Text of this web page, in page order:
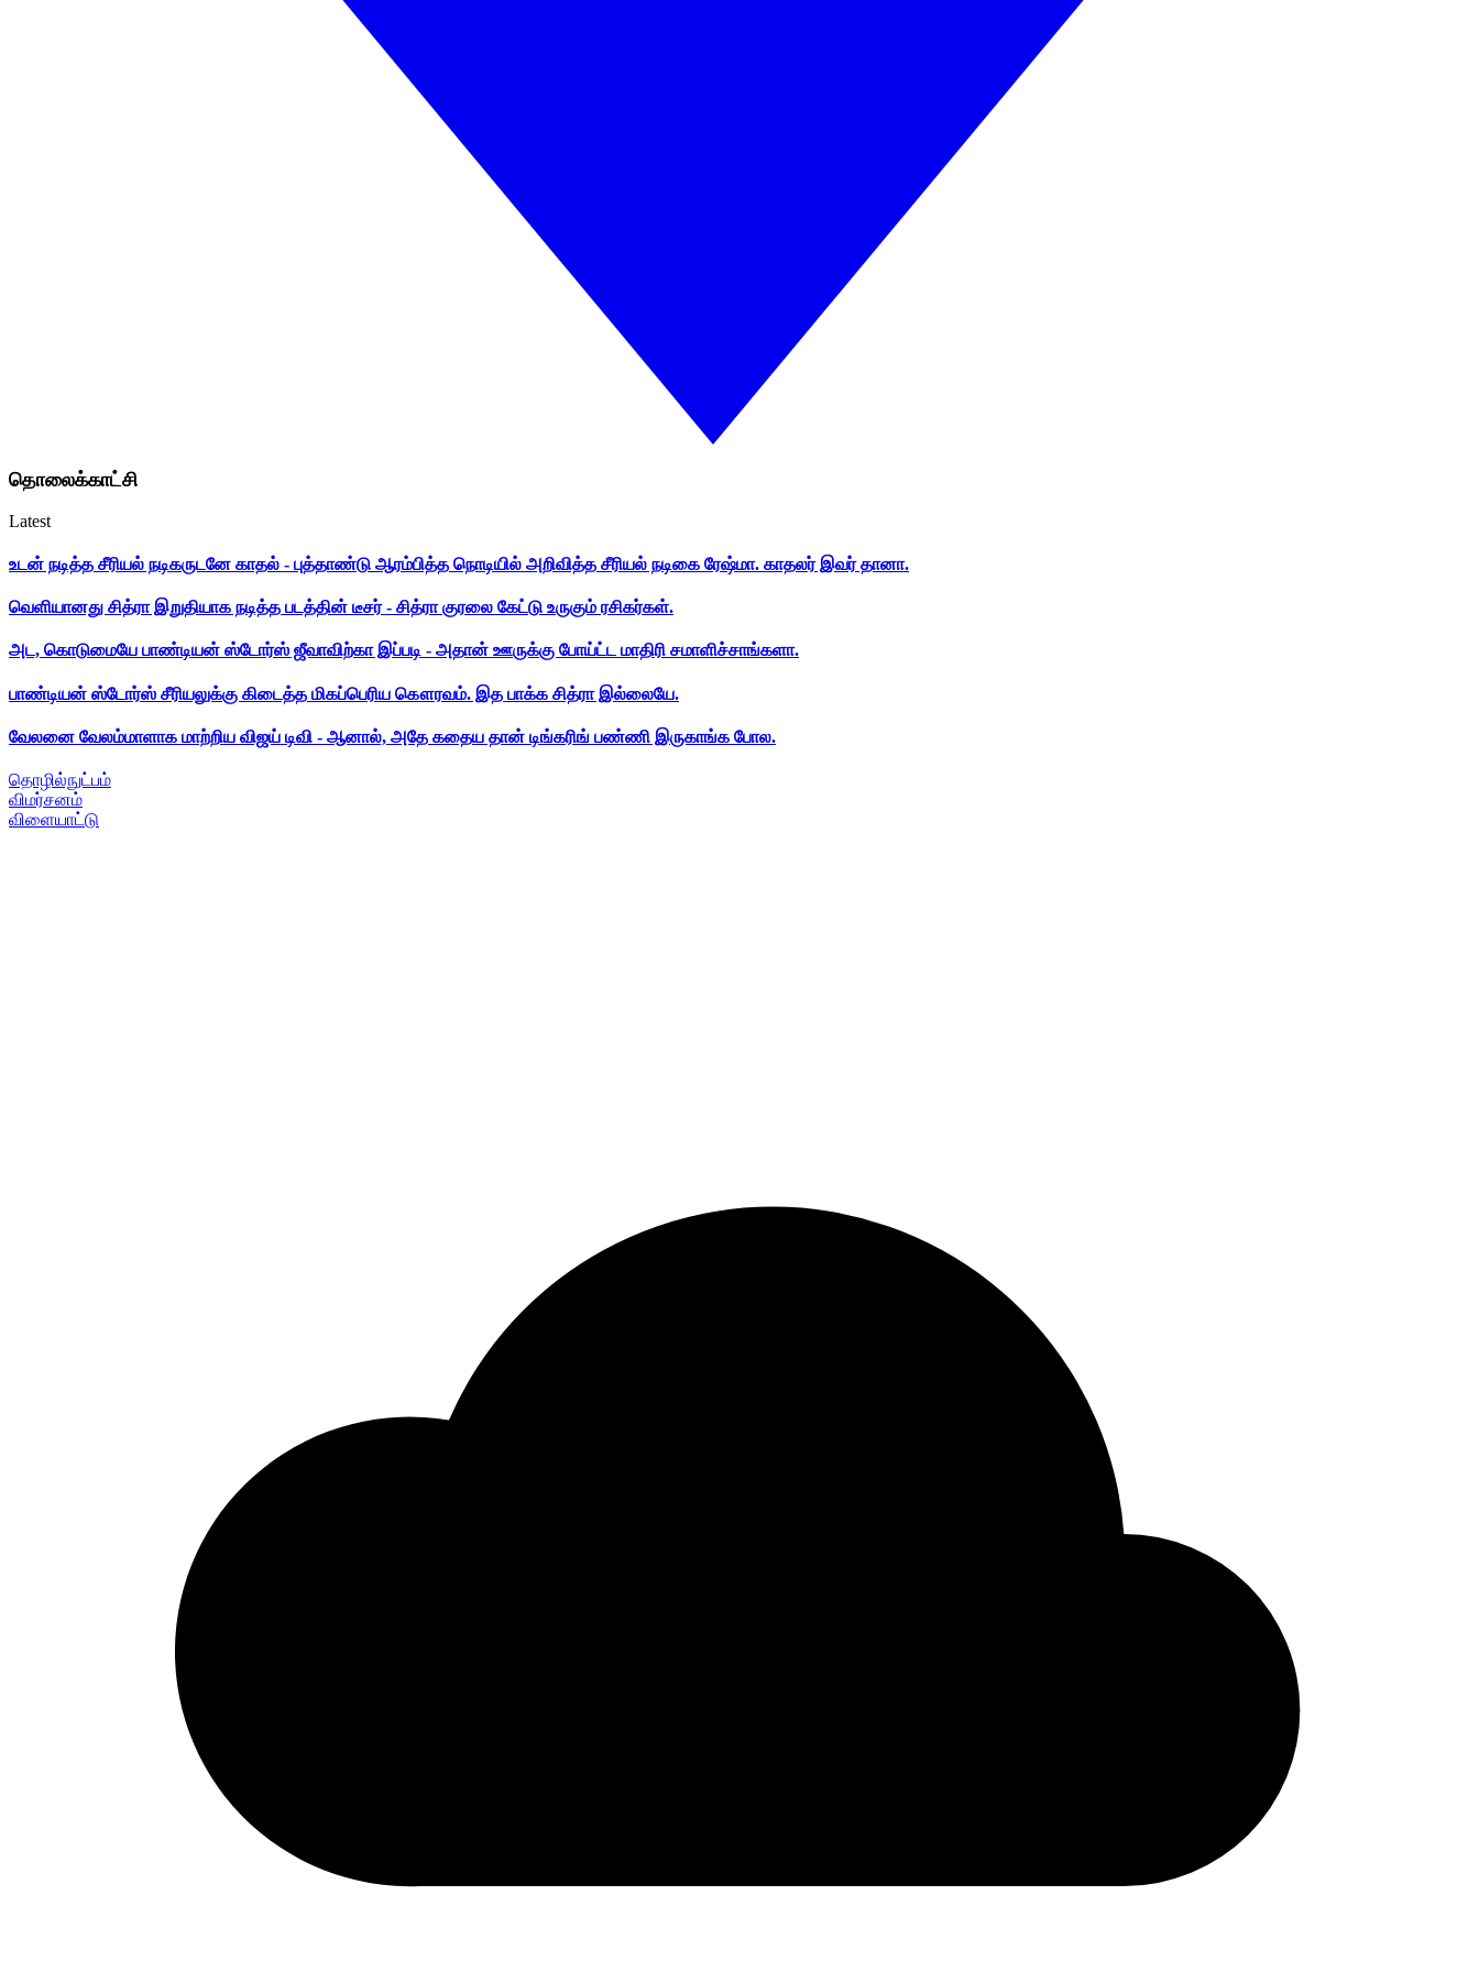
தொலைக்காட்சி
Latest
உடன் நடித்த சீரியல் நடிகருடனே காதல் - புத்தாண்டு ஆரம்பித்த நொடியில் அறிவித்த சீரியல் நடிகை ரேஷ்மா. காதலர் இவர் தானா.
வெளியானது சித்ரா இறுதியாக நடித்த படத்தின் டீசர் - சித்ரா குரலை கேட்டு உருகும் ரசிகர்கள்.
அட, கொடுமையே பாண்டியன் ஸ்டோர்ஸ் ஜீவாவிற்கா இப்படி - அதான் ஊருக்கு போய்ட்ட மாதிரி சமாளிச்சாங்களா.
பாண்டியன் ஸ்டோர்ஸ் சீரியலுக்கு கிடைத்த மிகப்பெரிய கௌரவம். இத பாக்க சித்ரா இல்லையே.
வேலனை வேலம்மாளாக மாற்றிய விஜய் டிவி - ஆனால், அதே கதைய தான் டிங்கரிங் பண்ணி இருகாங்க போல.
தொழில்நுட்பம்
விமர்சனம்
விளையாட்டு